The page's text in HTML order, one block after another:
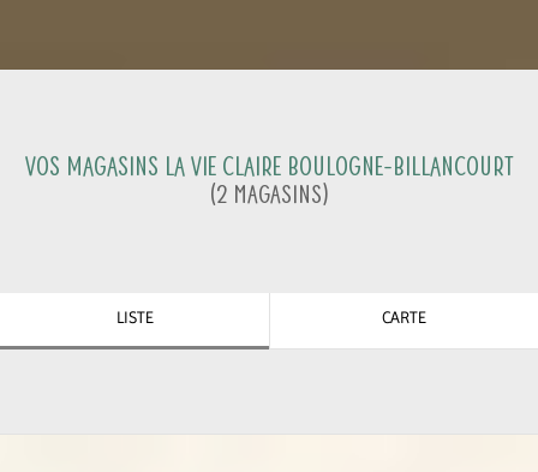
Vos magasins La Vie Claire Boulogne-Billancourt
(2 Magasins)
LISTE CARTE